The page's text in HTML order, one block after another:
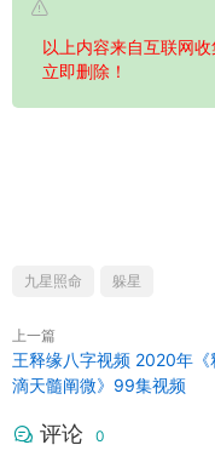
以上内容来自互联网
立即删除！
九星照命 躲星
上一篇
王释缘八字视频 2020年《
滴天髓阐微》99集视频
评论 0